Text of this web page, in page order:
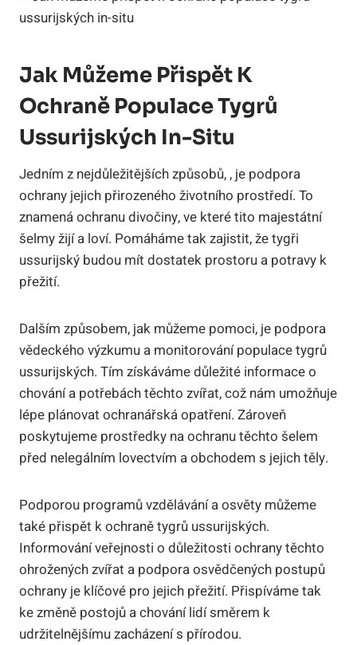
Jak Můžeme Přispět K
Ochraně Populace Tygrů
Ussurijských In-Situ
Jedním z nejdůležitějších způsobů, , je podpora
ochrany jejich přirozeného životního prostředí. To
znamená ochranu divočiny, ve které tito majestátní
šelmy žijí a loví. Pomáháme tak zajistit, že tygři
ussurijský budou mít dostatek prostoru a potravy k
přežití.
Dalším způsobem, jak můžeme pomoci, je podpora
vědeckého výzkumu a monitorování populace tygrů
ussurijských. Tím získáváme důležité informace o
chování a potřebách těchto zvířat, což nám umožňuje
lépe plánovat ochranářská opatření. Zároveň
poskytujeme prostředky na ochranu těchto šelem
před nelegálním lovectvím a obchodem s jejich těly.
Podporou programů vzdělávání a osvěty můžeme
také přispět k ochraně tygrů ussurijských.
Informování veřejnosti o důležitosti ochrany těchto
ohrožených zvířat a podpora osvědčených postupů
ochrany je klíčové pro jejich přežití. Přispíváme tak
ke změně postojů a chování lidí směrem k
udržitelnějšímu zacházení s přírodou.